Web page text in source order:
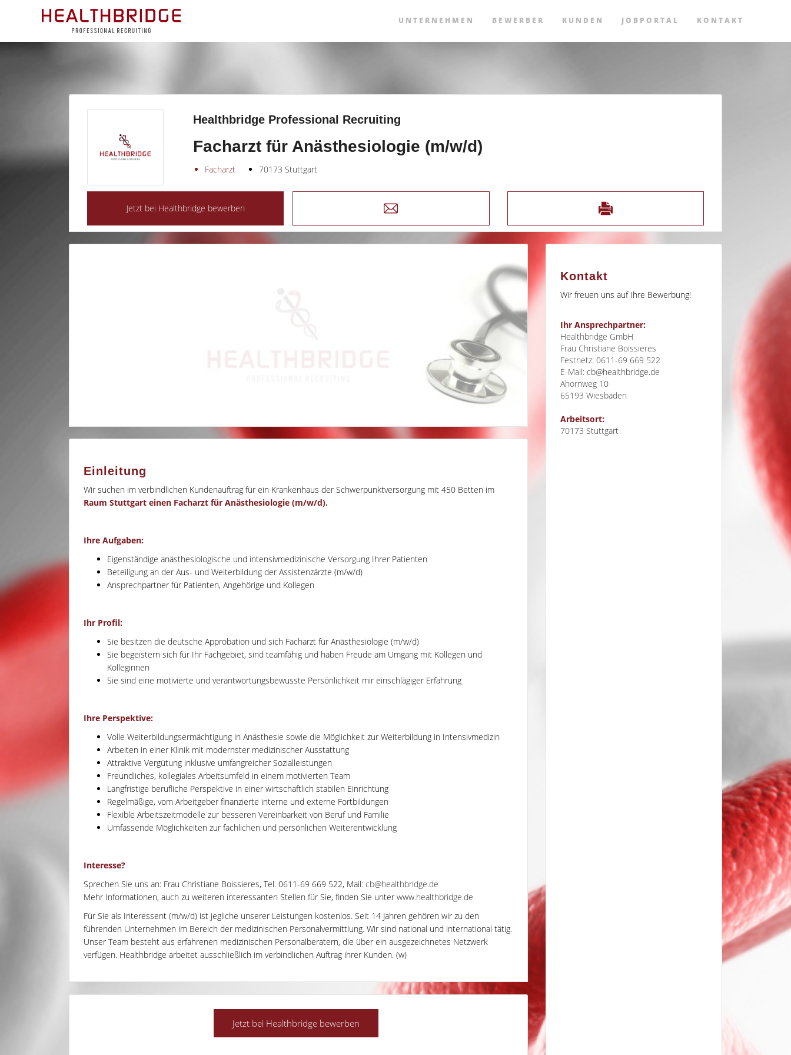
UNTERNEHMEN BEWERBER KUNDEN JOBPORTAL KONTAKT
Healthbridge Professional Recruiting
Facharzt für Anästhesiologie (m/w/d)
Facharzt 70173 Stuttgart
Einleitung
Wir suchen im verbindlichen Kundenauftrag für ein Krankenhaus der Schwerpunktversorgung mit 450 Betten im
Raum Stuttgart einen Facharzt für Anästhesiologie (m/w/d).
Ihre Aufgaben:
Eigenständige anästhesiologische und intensivmedizinische Versorgung Ihrer Patienten
Beteiligung an der Aus- und Weiterbildung der Assistenzärzte (m/w/d)
Ansprechpartner für Patienten, Angehörige und Kollegen
Ihr Profil:
Sie besitzen die deutsche Approbation und sich Facharzt für Anästhesiologie (m/w/d)
Sie begeistern sich für Ihr Fachgebiet, sind teamfähig und haben Freude am Umgang mit Kollegen und
Kolleginnen
Sie sind eine motivierte und verantwortungsbewusste Persönlichkeit mir einschlägiger Erfahrung
Ihre Perspektive:
Volle Weiterbildungsermächtigung in Anästhesie sowie die Möglichkeit zur Weiterbildung in Intensivmedizin
Arbeiten in einer Klinik mit modernster medizinischer Ausstattung
Attraktive Vergütung inklusive umfangreicher Sozialleistungen
Freundliches, kollegiales Arbeitsumfeld in einem motivierten Team
Langfristige berufliche Perspektive in einer wirtschaftlich stabilen Einrichtung
Regelmäßige, vom Arbeitgeber finanzierte interne und externe Fortbildungen
Flexible Arbeitszeitmodelle zur besseren Vereinbarkeit von Beruf und Familie
Umfassende Möglichkeiten zur fachlichen und persönlichen Weiterentwicklung
Interesse?
Sprechen Sie uns an: Frau Christiane Boissieres, Tel. 0611-69 669 522, Mail: cb@healthbridge.de
Mehr Informationen, auch zu weiteren interessanten Stellen für Sie, finden Sie unter www.healthbridge.de
Für Sie als Interessent (m/w/d) ist jegliche unserer Leistungen kostenlos. Seit 14 Jahren gehören wir zu den
führenden Unternehmen im Bereich der medizinischen Personalvermittlung. Wir sind national und international tätig.
Unser Team besteht aus erfahrenen medizinischen Personalberatern, die über ein ausgezeichnetes Netzwerk
verfügen. Healthbridge arbeitet ausschließlich im verbindlichen Auftrag ihrer Kunden. (w)
Kontakt
Wir freuen uns auf Ihre Bewerbung!
Ihr Ansprechpartner:
Healthbridge GmbH
Frau Christiane Boissieres
Festnetz: 0611-69 669 522
E-Mail: cb@healthbridge.de
Ahornweg 10
65193 Wiesbaden
Arbeitsort:
70173 Stuttgart